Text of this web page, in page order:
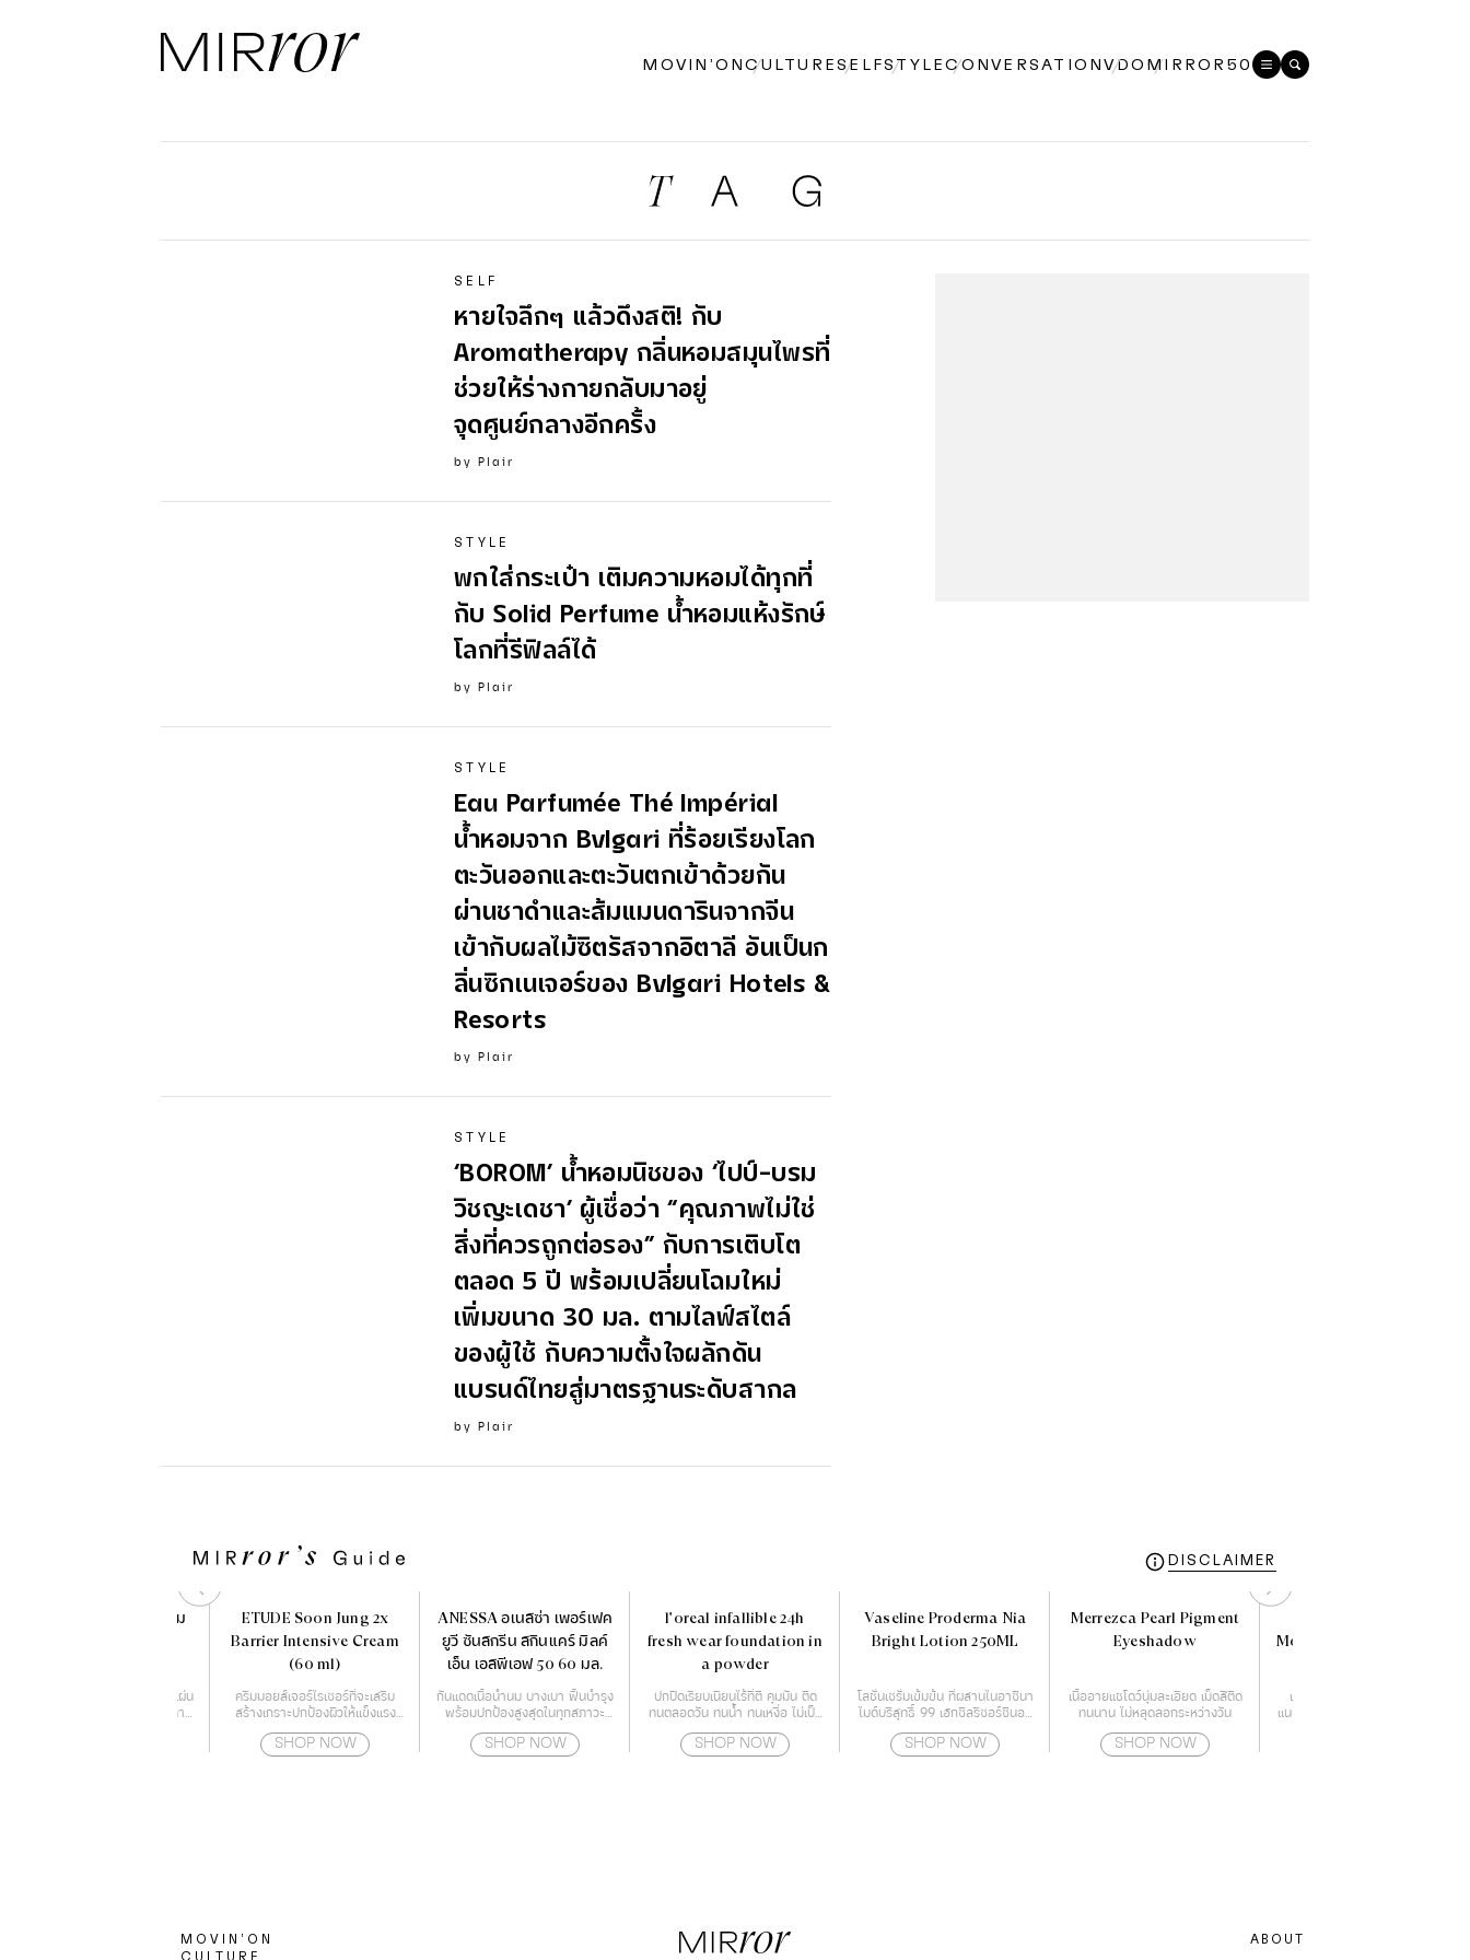
MOVIN’ONCULTURE SELFSTYLE VDO
CONVERSATION MIRROR50
SELF
หายใจลึกๆ แล้วดึงสติ! กับ
Aromatherapy กลิ่นหอมสมุนไพรที่
ช่วยให้ร่างกายกลับมาอยู่
จุดศูนย์กลางอีกครั้ง
by Plair
STYLE
พกใส่กระเป๋า เติมความหอมได้ทุกที่
กับ Solid
Perfume น้ำหอมแห้งรักษ์
โลกที่รีฟิลล์ได้
by Plair
STYLE
Eau Parfumée Thé Impérial
น้ำหอมจาก Bvlgari ที่ร้อยเรียงโลก
ตะวันออกและตะวันตกเข้าด้วยกัน
ผ่านชาดำและส้มแมนดารินจากจีน
เข้ากับผลไม้ซิตรัสจากอิตาลี อันเป็นก
ลิ่นซิกเนเจอร์ของ Bvlgari Hotels &
Resorts
by Plair
STYLE
‘BOROM’ น้ำหอมนิชของ ‘ไปป์–บรม
วิชญะเดชา’ ผู้เชื่อว่า “คุณภาพไม่ใช่
สิ่งที่ควรถูกต่อรอง” กับการเติบโต
ตลอด 5 ปี พร้อมเปลี่ยนโฉมใหม่
เพิ่มขนาด 30 มล. ตามไลฟ์สไตล์
ของผู้ใช้ กับความตั้งใจผลักดัน
แบรนด์ไทยสู่มาตรฐานระดับสากล
by Plair
DISCLAIMER
LESASHA เครื่องหนีบผม
เครื่องหนีบผมดีไซส์โฉบเฉี่ยว มีแผ่น
หนีบเคลือบด้วยทัวร์มาลีน และคามี
ETUDE Soon Jung 2x
Barrier Intensive Cream
(60 ml)
ครีมมอยส์เจอร์ไรเซอร์ที่จะเสริม
สร้างเกราะปกป้องผิวให้แข็งแรง
SHOP NOW
ANESSA อเนสซ่า เพอร์เฟค
ยูวี ซันสกรีน สกินแคร์ มิลค์
เอ็น เอสพีเอฟ 50 60 มล.
กันแดดเนื้อน้ำนม บางเบา ฟื้นบำรุง
พร้อมปกป้องสูงสุดในทุกสภาวะ
SHOP NOW
l'oreal infallible 24h
fresh wear foundation in
a powder
ปกปิดเรียบเนียนไร้ที่ติ คุมมัน ติด
ทนตลอดวัน ทนน้ำ ทนเหงื่อ ไม่เป็น
SHOP NOW
Vaseline Proderma Nia
Bright Lotion 250ML
โลชั่นเซรั่มเข้มข้น ที่ผสานไนอาซินา
ไมด์บริสุทธิ์ 99 เฮกซิลรีซอร์ซินอล
SHOP NOW
Merrezca Pearl Pigment
Eyeshadow
เนื้ออายแชโดว์นุ่มละเอียด เม็ดสีติด
ทนนาน ไม่หลุดลอกระหว่างวัน
SHOP NOW
Moisturizing Body Wash
เป็นครีมอาบน้ำที่แพทย์ผิวหนัง
แนะนำ พิสูจน์แล้วว่าลดอาการแห้ง
MOVIN’ON
CULTURE
ABOUT